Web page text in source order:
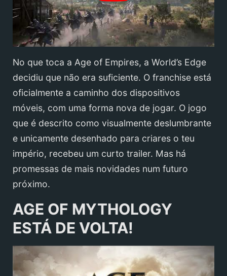
No que toca a Age of Empires, a World’s Edge
decidiu que não era suficiente. O franchise está
oficialmente a caminho dos dispositivos
móveis, com uma forma nova de jogar. O jogo
que é descrito como visualmente deslumbrante
e unicamente desenhado para criares o teu
império, recebeu um curto trailer. Mas há
promessas de mais novidades num futuro
próximo.
AGE OF MYTHOLOGY
ESTÁ DE VOLTA!